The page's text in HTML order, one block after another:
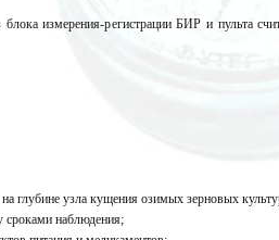
измерения-регистрации БИР и пульта
глубине узла кущения озимых зерновых
сроками наблюдения;